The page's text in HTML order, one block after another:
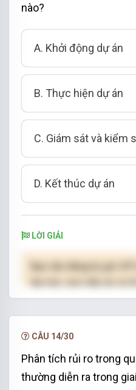
nào?
A. Khởi động dự án
B. Thực hiện dự án
C. Giám sát và kiểm
D. Kết thúc dự án
LỜI GIẢI
hạn.
CÂU 14/30
Phân tích rủi ro trong
thường diễn ra trong